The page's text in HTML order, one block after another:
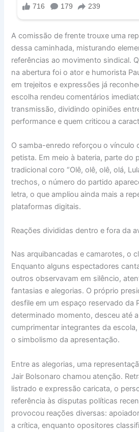
A comissão de frente trouxe uma
dessa caminhada, misturando
referências ao movimento sindical.
na abertura foi o ator e humorista
em trejeitos e expressões já
escolha rendeu comentários
transmissão, dividindo opiniões
performance e quem criticou a
O samba-enredo reforçou o vínculo
petista. Em meio à bateria, parte do
tradicional coro “Olê, olê, olê, olá,
trechos, o número do partido
letra, o que ampliou ainda mais a
plataformas digitais.
Reações divididas dentro e fora da
Nas arquibancadas e camarotes, o
Enquanto alguns espectadores
outros observavam em silêncio,
fantasias e alegorias. O próprio
desfile em um espaço reservado da
determinado momento, desceu até
cumprimentar integrantes da
o simbolismo da apresentação.
Entre as alegorias, uma
Jair Bolsonaro chamou atenção.
listrado e expressão caricata, o
referência às disputas políticas
provocou reações diversas:
a crítica, enquanto opositores